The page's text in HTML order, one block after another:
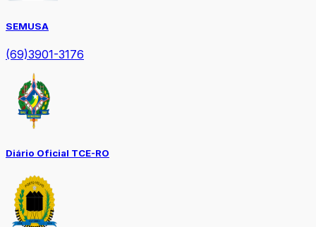
SEMUSA
(69)3901-3176
Diário Oficial TCE-RO